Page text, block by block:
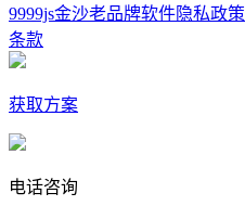
9999js金沙老品牌软件隐私政策
条款
获取方案
电话咨询